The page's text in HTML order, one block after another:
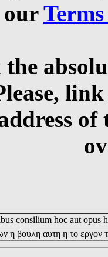
our
consilium hoc aut opus
η βουλη αυτη η το εργον